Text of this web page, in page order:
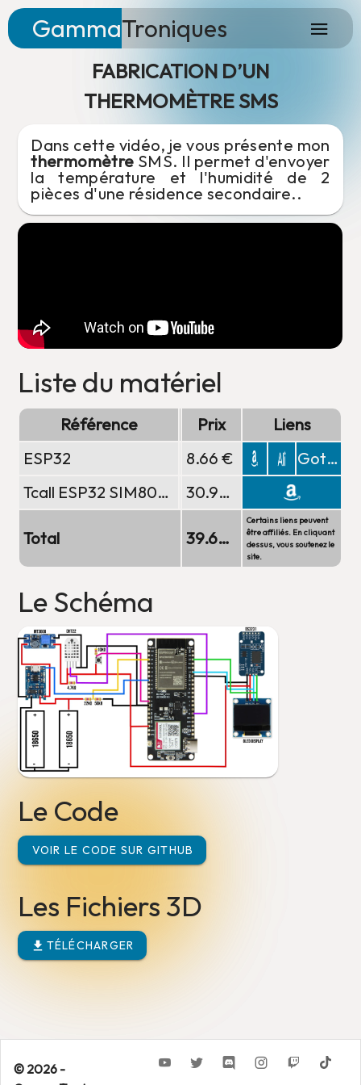
GammaTroniques projects
FABRICATION D’UN
THERMOMÈTRE SMS
Dans cette vidéo, je vous présente mon
thermomètre SMS. Il permet d'envoyer
la température et l'humidité de 2
pièces d'une résidence secondaire..
Liste du matériel
Référence Type
Prix
Liens
ESP32
Microcontrolleur
8.66 €
Gotronic
Tcall ESP32 SIM800L
Microcontrôleur
30.99 €
Total 39.65 €
Certains liens peuvent
être affiliés. En cliquant
dessus, vous soutenez le
site.
Le Schéma
Le Code
VOIR LE CODE SUR GITHUB
Les Fichiers 3D
TÉLÉCHARGER
© 2026 -